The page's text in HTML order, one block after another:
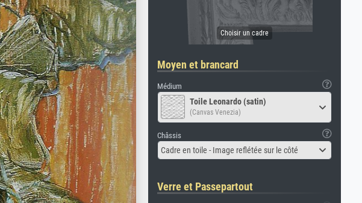
Moyen et brancard
Médium
Toile Leonardo (satin)
(Canvas Venezia)
Châssis
Cadre en toile - Image reflétée sur le côté
Verre et Passepartout